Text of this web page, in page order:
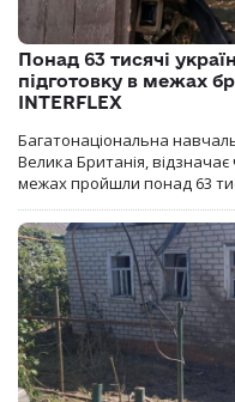
Понад 63 тисячі
підготовку в межах
INTERFLEX
Багатонаціональна
Велика Британія,
межах пройшли понад 63